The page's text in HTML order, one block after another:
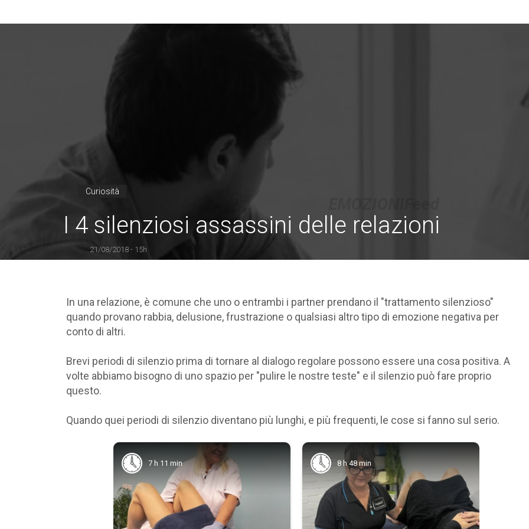
Curiosità
I 4 silenziosi assassini delle relazioni
21/08/2018 - 15h
In una relazione, è comune che uno o entrambi i partner prendano il "trattamento silenzioso"
quando provano rabbia, delusione, frustrazione o qualsiasi altro tipo di emozione negativa per
conto di altri.
Brevi periodi di silenzio prima di tornare al dialogo regolare possono essere una cosa positiva. A
volte abbiamo bisogno di uno spazio per "pulire le nostre teste" e il silenzio può fare proprio
questo.
Quando quei periodi di silenzio diventano più lunghi, e più frequenti, le cose si fanno sul serio.
7 h 11 min 8 h 48 min